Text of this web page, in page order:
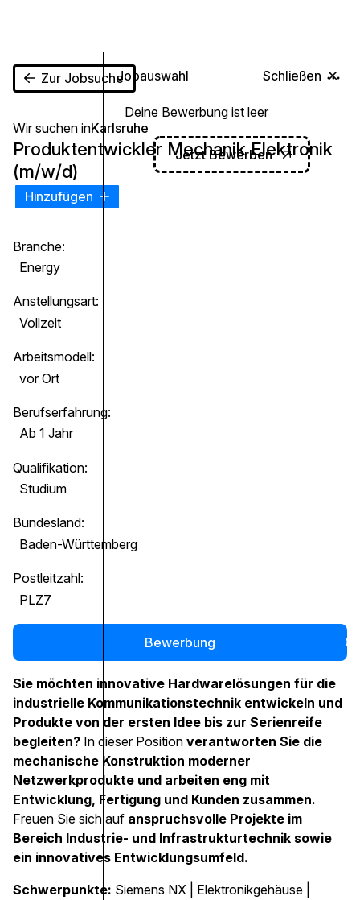
Jobauswahl Schließen
Deine Bewerbung ist leer
Jetzt Bewerben
Zur Jobsuche
Wir suchen inKarlsruhe
Produktentwickler Mechanik Elektronik
(m/w/d)
Hinzufügen
Branche:
Energy
Anstellungsart:
Vollzeit
Arbeitsmodell:
vor Ort
Berufserfahrung:
Ab 1 Jahr
Qualifikation:
Studium
Bundesland:
Baden-Württemberg
Postleitzahl:
PLZ7
Bewerbung 0
Sie möchten innovative Hardwarelösungen für die
industrielle Kommunikationstechnik entwickeln und
Produkte von der ersten Idee bis zur Serienreife
begleiten? In dieser Position verantworten Sie die
mechanische Konstruktion moderner
Netzwerkprodukte und arbeiten eng mit
Entwicklung, Fertigung und Kunden zusammen.
Freuen Sie sich auf anspruchsvolle Projekte im
Bereich Industrie- und Infrastrukturtechnik sowie
ein innovatives Entwicklungsumfeld.
Schwerpunkte: Siemens NX | Elektronikgehäuse |